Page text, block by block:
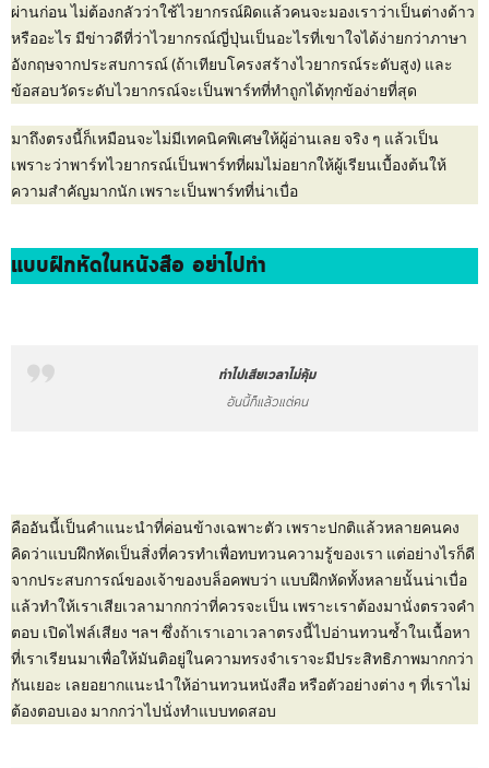
ผ่านก่อน ไม่ต้องกลัวว่าใช้ไวยากรณ์ผิดแล้วคนจะมองเราว่าเป็นต่างด้าว
หรืออะไร มีข่าวดีที่ว่าไวยากรณ์ญี่ปุ่นเป็นอะไรที่เขาใจได้ง่ายกว่าภาษา
อังกฤษจากประสบการณ์ (ถ้าเทียบโครงสร้างไวยากรณ์ระดับสูง) และ
ข้อสอบวัดระดับไวยากรณ์จะเป็นพาร์ทที่ทำถูกได้ทุกข้อง่ายที่สุด
มาถึงตรงนี้ก็เหมือนจะไม่มีเทคนิคพิเศษให้ผู้อ่านเลย จริง ๆ แล้วเป็น
เพราะว่าพาร์ทไวยากรณ์เป็นพาร์ทที่ผมไม่อยากให้ผู้เรียนเบื้องต้นให้
ความสำคัญมากนัก เพราะเป็นพาร์ทที่น่าเบื่อ
แบบฝึกหัดในหนังสือ อย่าไปทำ
ทำไปเสียเวลาไม่คุ้ม
อันนี้ก็แล้วแต่คน
คืออันนี้เป็นคำแนะนำที่ค่อนข้างเฉพาะตัว เพราะปกติแล้วหลายคนคง
คิดว่าแบบฝึกหัดเป็นสิ่งที่ควรทำเพื่อทบทวนความรู้ของเรา แต่อย่างไรก็ดี
จากประสบการณ์ของเจ้าของบล็อคพบว่า แบบฝึกหัดทั้งหลายนั้นน่าเบื่อ
แล้วทำให้เราเสียเวลามากกว่าที่ควรจะเป็น เพราะเราต้องมานั่งตรวจคำ
ตอบ เปิดไฟล์เสียง ฯลฯ ซึ่งถ้าเราเอาเวลาตรงนี้ไปอ่านทวนซ้ำในเนื้อหา
ที่เราเรียนมาเพื่อให้มันติอยู่ในความทรงจำเราจะมีประสิทธิภาพมากกว่า
กันเยอะ เลยอยากแนะนำให้อ่านทวนหนังสือ หรือตัวอย่างต่าง ๆ ที่เราไม่
ต้องตอบเอง มากกว่าไปนั่งทำแบบทดสอบ